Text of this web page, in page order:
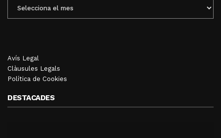
MENSUALS
Avís Legal
Clàusules Legals
Política de Cookies
DESTACADES